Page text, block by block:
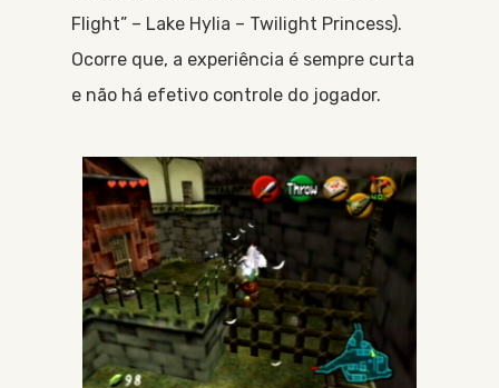
Flight” – Lake Hylia – Twilight Princess).
Ocorre que, a experiência é sempre curta
e não há efetivo controle do jogador.